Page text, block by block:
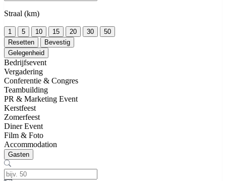
Straal (km)
1 5 10 15 20 30
50
Resetten
Bevestig
Gelegenheid
Bedrijfsevent
Vergadering
Conferentie & Congres
Teambuilding
PR & Marketing Event
Kerstfeest
Zomerfeest
Diner Event
Film & Foto
Accommodation
Gasten